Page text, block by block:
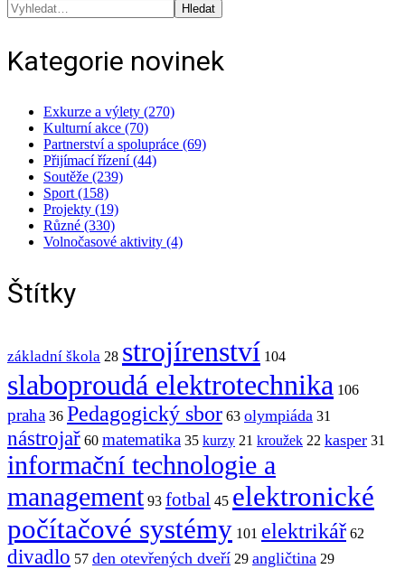
Hledat
Kategorie novinek
Exkurze a výlety (270)
Kulturní akce (70)
Partnerství a spolupráce (69)
Přijímací řízení (44)
Soutěže (239)
Sport (158)
Projekty (19)
Různé (330)
Volnočasové aktivity (4)
Štítky
základní škola 28 strojírenství 104
slaboproudá elektrotechnika 106
praha 36 Pedagogický sbor 63 olympiáda 31
nástrojař 60 matematika 35 kurzy 21 kroužek 22 kasper 31
informační technologie a
management 93 fotbal 45 elektronické
počítačové systémy 101 elektrikář 62
divadlo 57 den otevřených dveří 29 angličtina 29